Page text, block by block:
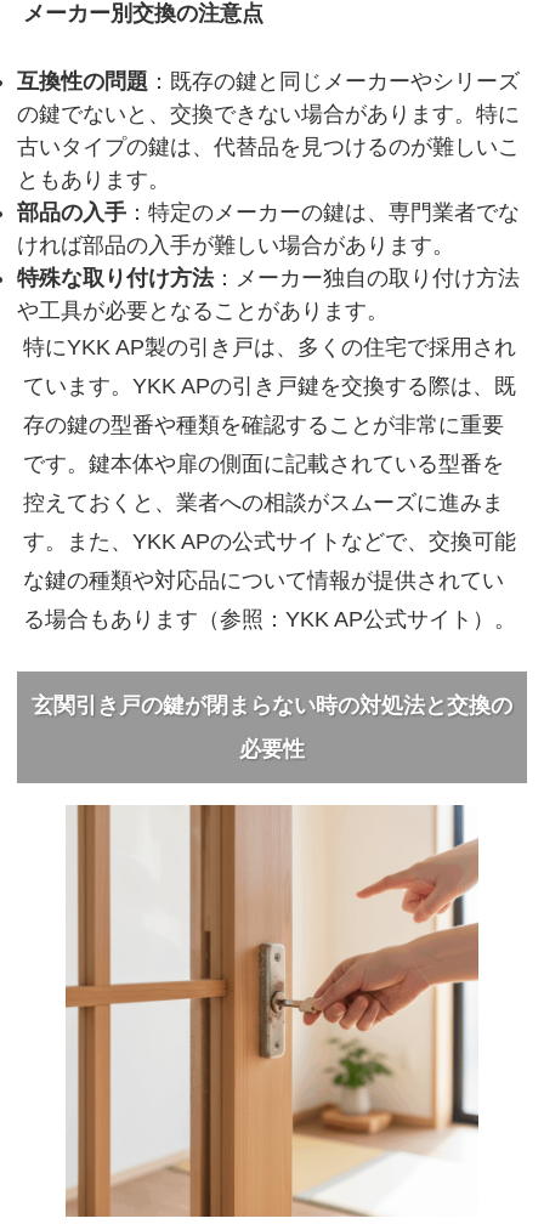
メーカー別交換の注意点
互換性の問題 ：既存の鍵と同じメーカーやシリーズ
の鍵でないと、交換できない場合があります。特に
古いタイプの鍵は、代替品を見つけるのが難しいこ
ともあります。
部品の入手 ：特定のメーカーの鍵は、専門業者でな
ければ部品の入手が難しい場合があります。
特殊な取り付け方法：メーカー独自の取り付け方法
や工具が必要となることがあります。
特にYKK AP製の引き戸は、多くの住宅で採用され
ています。YKK APの引き戸鍵を交換する際は、 既
存の鍵の型番や種類を確認することが非常に重要
です。鍵本体や扉の側面に記載されている型番を
控えておくと、業者への相談がスムーズに進みま
す。また、YKK APの公式サイトなどで、交換可能
な鍵の種類や対応品について情報が提供されてい
る場合もあります（参照：YKK AP公式サイト）。
玄関引き戸の鍵が閉まらない時の対処法と交換の
必要性